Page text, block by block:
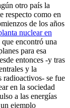
otro país la
respecto como en
de los años
nuclear en
encontró una
para esa
entonces -y tras
y la
radioactivos- se fue
en la sociedad
a las energías
ejemplo